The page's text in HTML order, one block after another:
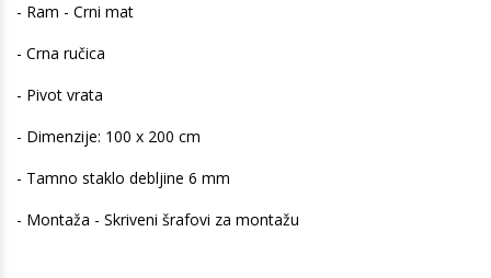
- Ram - Crni mat
- Crna ručica
- Pivot vrata
- Dimenzije: 100 x 200 cm
- Tamno staklo debljine 6 mm
- Montaža - Skriveni šrafovi za montažu